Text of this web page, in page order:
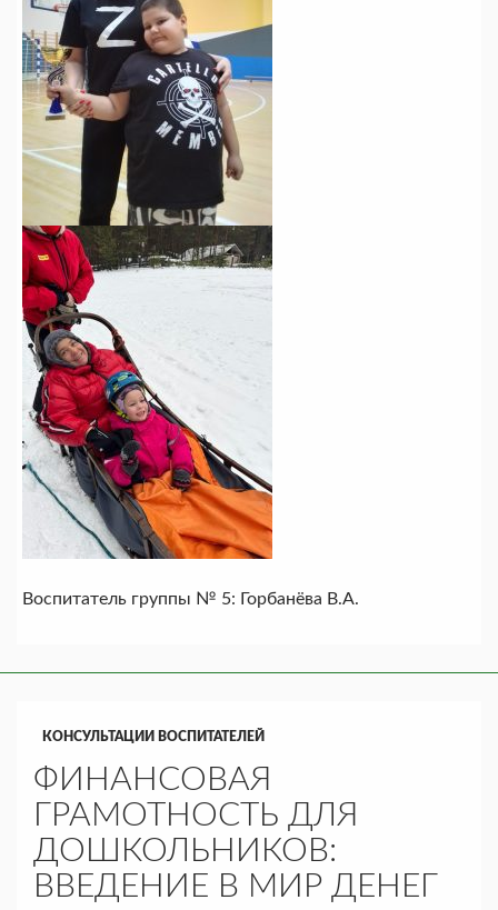
Воспитатель группы № 5: Горбанёва В.А.
КОНСУЛЬТАЦИИ ВОСПИТАТЕЛЕЙ
ФИНАНСОВАЯ
ГРАМОТНОСТЬ ДЛЯ
ДОШКОЛЬНИКОВ:
ВВЕДЕНИЕ В МИР ДЕНЕГ